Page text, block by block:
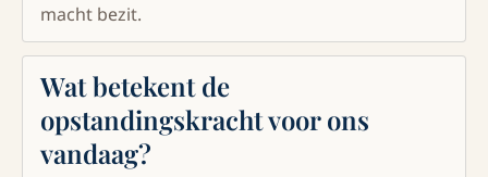
macht bezit.
Wat betekent de
opstandingskracht voor ons
vandaag?